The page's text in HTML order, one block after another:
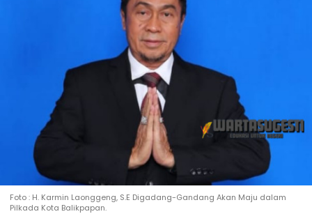
Foto : H. Karmin Laonggeng, S.E Digadang-Gandang Akan Maju dalam
Pilkada Kota Balikpapan.